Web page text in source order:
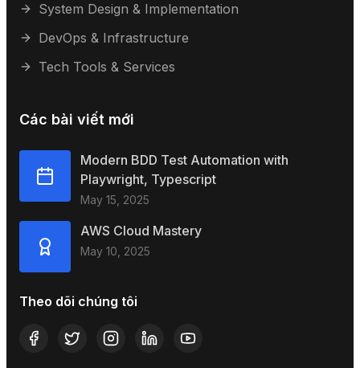
System Design & Implementation
DevOps & Infrastructure
Tech Tools & Services
Các bài viết mới
Modern BDD Test Automation with
Playwright, Typescript
May 15, 2025
AWS Cloud Mastery
May 10, 2025
Theo dõi chúng tôi